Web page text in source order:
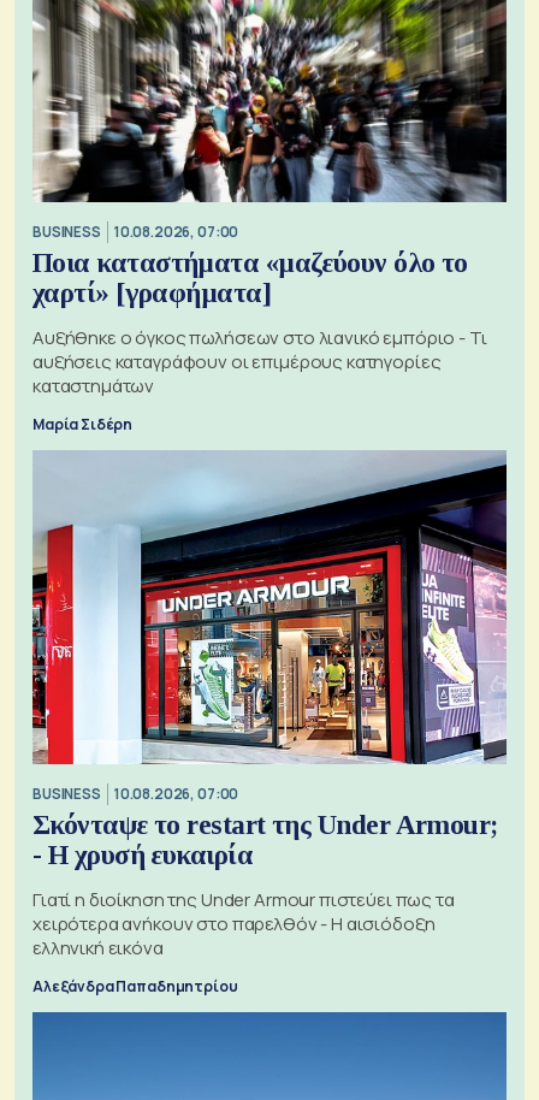
BUSINESS 10.08.2026, 07:00
Ποια καταστήματα «μαζεύουν όλο το
χαρτί» [γραφήματα]
Αυξήθηκε ο όγκος πωλήσεων στο λιανικό εμπόριο - Τι
αυξήσεις καταγράφουν οι επιμέρους κατηγορίες
καταστημάτων
Μαρία Σιδέρη
BUSINESS 10.08.2026, 07:00
Σκόνταψε το restart της Under Armour;
- Η χρυσή ευκαιρία
Γιατί η διοίκηση της Under Armour πιστεύει πως τα
χειρότερα ανήκουν στο παρελθόν - Η αισιόδοξη
ελληνική εικόνα
Αλεξάνδρα Παπαδημητρίου